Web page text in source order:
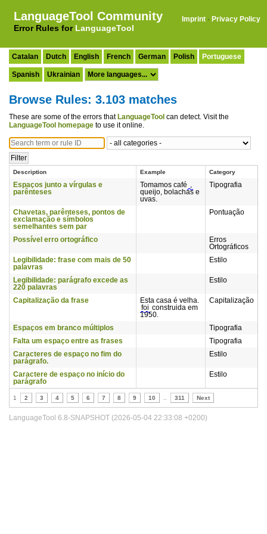
LanguageTool Community
Error Rules for LanguageTool
Imprint · Privacy Policy
Catalan Dutch English French German Polish Portuguese
Spanish Ukrainian
Browse Rules: 3.103 matches
These are some of the errors that LanguageTool can detect. Visit the
LanguageTool homepage to use it online.
Description Example Category
Espaços junto a vírgulas e
parênteses
Tomamos café ,
queijo, bolachas e
uvas.
Tipografia
Chavetas, parênteses, pontos de
exclamação e símbolos
semelhantes sem par
Pontuação
Possível erro ortográfico
Erros
Ortográficos
Legibilidade: frase com mais de 50
palavras
Estilo
Legibilidade: parágrafo excede as
220 palavras
Estilo
Capitalização da frase
Esta casa é velha.
foi construida em
1950.
Capitalização
Espaços em branco múltiplos
Tipografia
Falta um espaço entre as frases
Tipografia
Caracteres de espaço no fim do
parágrafo.
Estilo
Caractere de espaço no início do
parágrafo
Estilo
1 2 3 4 5 6 7 8 9 10 311 Next
LanguageTool 6.8-SNAPSHOT (2026-05-04 22:33:08 +0200)